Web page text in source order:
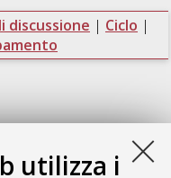
utilizza i
discussione | Ciclo |